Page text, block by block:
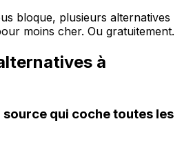
bloque, plusieurs alternatives
moins cher. Ou gratuitement.
à
qui coche toutes les